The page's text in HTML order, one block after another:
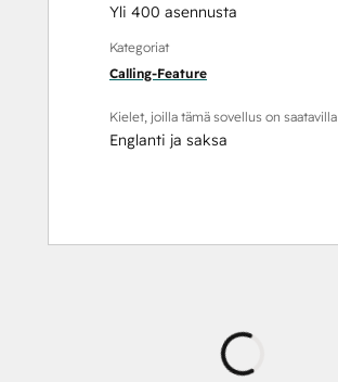
Yli 400 asennusta
Kategoriat
Calling-Feature
Kielet, joilla tämä sovellus on saatavilla
Englanti ja saksa
Ladataan